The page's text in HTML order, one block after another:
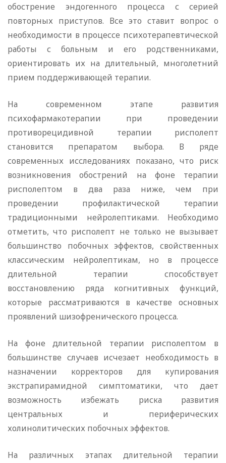
обострение эндогенного процесса с серией
повторных приступов. Все это ставит вопрос о
необходимости в процессе психотерапевтической
работы с больным и его родственниками,
ориентировать их на длительный, многолетний
прием поддерживающей терапии.
На современном этапе развития
психофармакотерапии при проведении
противорецидивной терапии рисполепт
становится препаратом выбора. В ряде
современных исследованиях показано, что риск
возникновения обострений на фоне терапии
рисполептом в два раза ниже, чем при
проведении профилактической терапии
традиционными нейролептиками. Необходимо
отметить, что рисполепт не только не вызывает
большинство побочных эффектов, свойственных
классическим нейролептикам, но в процессе
длительной терапии способствует
восстановлению ряда когнитивных функций,
которые рассматриваются в качестве основных
проявлений шизофренического процесса.
На фоне длительной терапии рисполептом в
большинстве случаев исчезает необходимость в
назначении корректоров для купирования
экстрапирамидной симптоматики, что дает
возможность избежать риска развития
центральных и периферических
холинолитических побочных эффектов.
На различных этапах длительной терапии